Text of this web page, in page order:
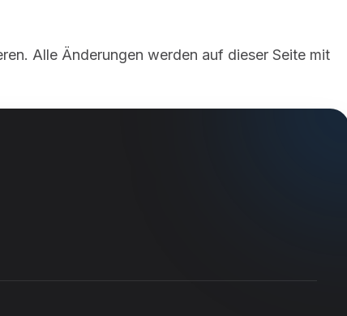
Alle Änderungen werden auf dieser Seite mit